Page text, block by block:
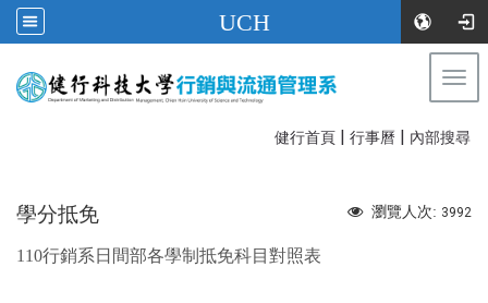
UCH
健行首頁 | 行事曆 | 內部搜尋
瀏覽人次: 3992
學分抵免
110行銷系日間部各學制抵免科目對照表